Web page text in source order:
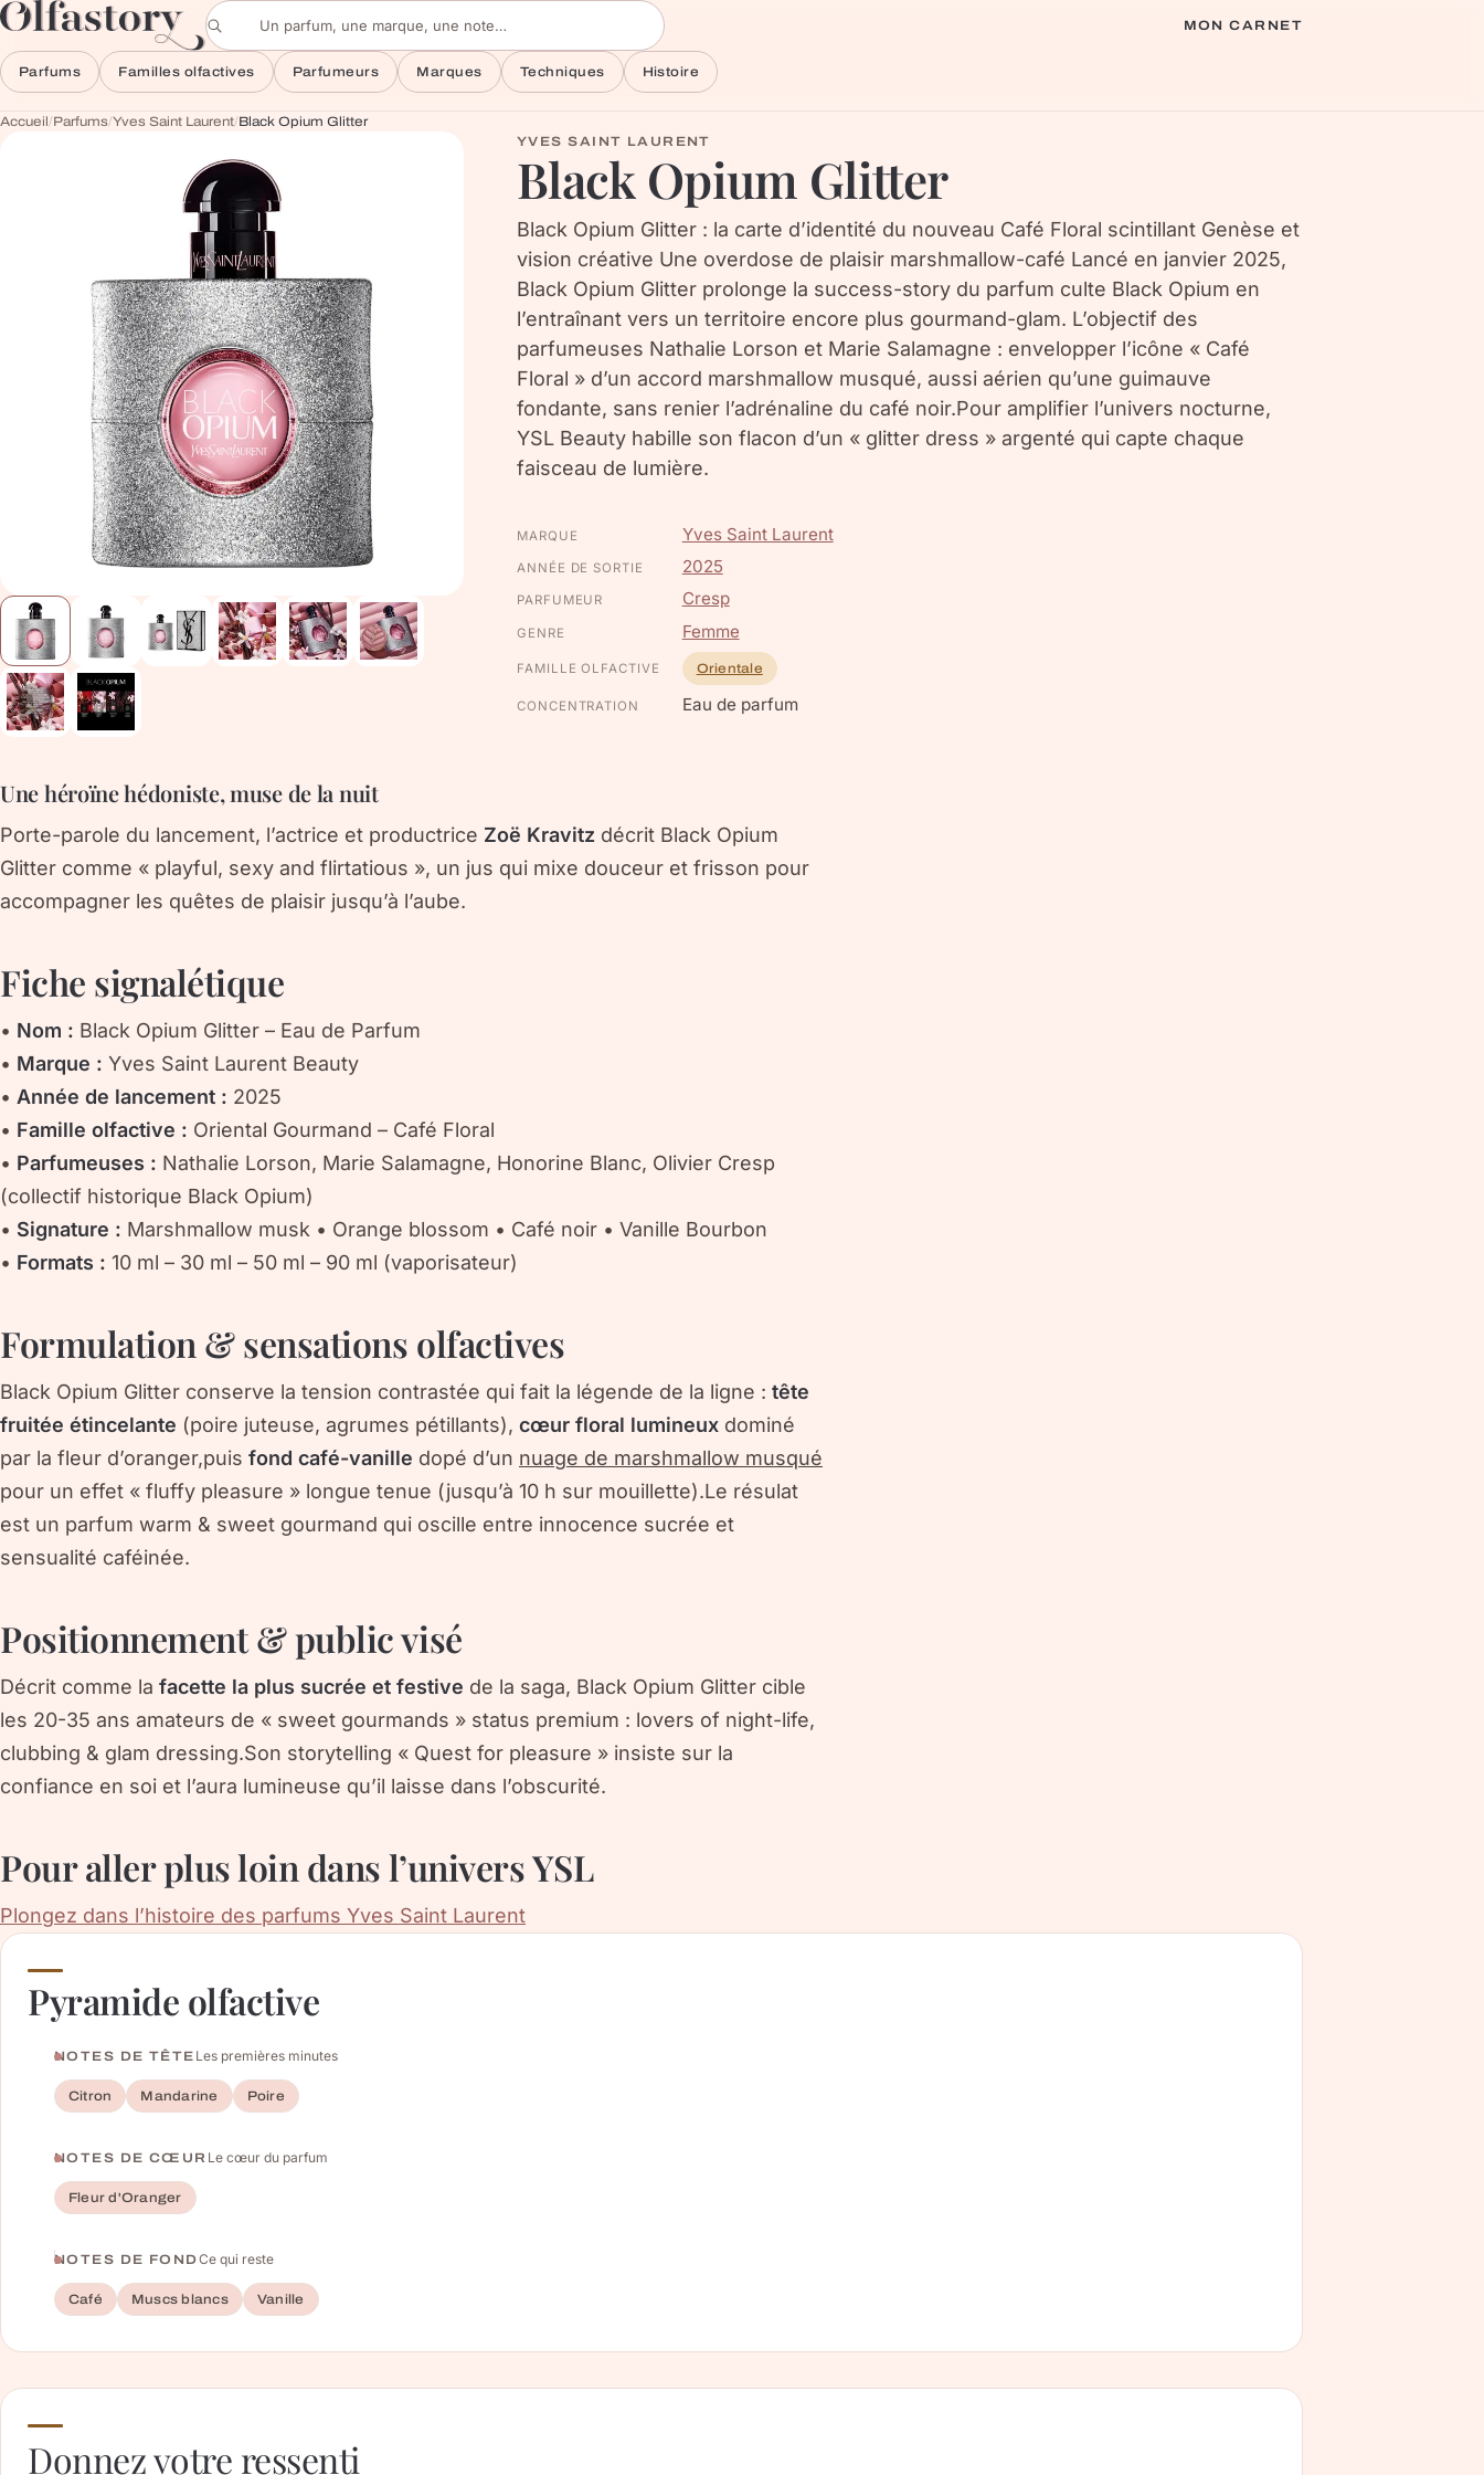
Aller au contenu
Rechercher un parfum
MON CARNET
Parfums Familles olfactives Parfumeurs Marques Techniques Histoire
Accueil/Parfums/Yves Saint Laurent/Black Opium Glitter
YVES SAINT LAURENT
Black Opium Glitter
Black Opium Glitter : la carte d’identité du nouveau Café Floral scintillant Genèse et
vision créative Une overdose de plaisir marshmallow-café Lancé en janvier 2025,
Black Opium Glitter prolonge la success-story du parfum culte Black Opium en
l’entraînant vers un territoire encore plus gourmand-glam. L’objectif des
parfumeuses Nathalie Lorson et Marie Salamagne : envelopper l’icône « Café
Floral » d’un accord marshmallow musqué, aussi aérien qu’une guimauve
fondante, sans renier l’adrénaline du café noir.Pour amplifier l’univers nocturne,
YSL Beauty habille son flacon d’un « glitter dress » argenté qui capte chaque
faisceau de lumière.
MARQUE Yves Saint Laurent
ANNÉE DE SORTIE 2025
PARFUMEUR Cresp
GENRE Femme
FAMILLE OLFACTIVE Orientale
CONCENTRATION Eau de parfum
Une héroïne hédoniste, muse de la nuit
Porte-parole du lancement, l’actrice et productrice Zoë Kravitz décrit Black Opium
Glitter comme « playful, sexy and flirtatious », un jus qui mixe douceur et frisson pour
accompagner les quêtes de plaisir jusqu’à l’aube.
Fiche signalétique
• Nom : Black Opium Glitter – Eau de Parfum
• Marque : Yves Saint Laurent Beauty
• Année de lancement : 2025
• Famille olfactive : Oriental Gourmand – Café Floral
• Parfumeuses : Nathalie Lorson, Marie Salamagne, Honorine Blanc, Olivier Cresp
(collectif historique Black Opium)
• Signature : Marshmallow musk • Orange blossom • Café noir • Vanille Bourbon
• Formats : 10 ml – 30 ml – 50 ml – 90 ml (vaporisateur)
Formulation & sensations olfactives
Black Opium Glitter conserve la tension contrastée qui fait la légende de la ligne : tête
fruitée étincelante (poire juteuse, agrumes pétillants), cœur floral lumineux dominé
par la fleur d’oranger,puis fond café-vanille dopé d’un nuage de marshmallow musqué
pour un effet « fluffy pleasure » longue tenue (jusqu’à 10 h sur mouillette).Le résulat
est un parfum warm & sweet gourmand qui oscille entre innocence sucrée et
sensualité caféinée.
Positionnement & public visé
Décrit comme la facette la plus sucrée et festive de la saga, Black Opium Glitter cible
les 20-35 ans amateurs de « sweet gourmands » status premium : lovers of night-life,
clubbing & glam dressing.Son storytelling « Quest for pleasure » insiste sur la
confiance en soi et l’aura lumineuse qu’il laisse dans l’obscurité.
Pour aller plus loin dans l’univers YSL
Plongez dans l’histoire des parfums Yves Saint Laurent
Pyramide olfactive
NOTES DE TÊTE Les premières minutes
Citron Mandarine Poire
NOTES DE CŒUR Le cœur du parfum
Fleur d'Oranger
NOTES DE FONDCe qui reste
Café Muscs blancs Vanille
Donnez votre ressenti